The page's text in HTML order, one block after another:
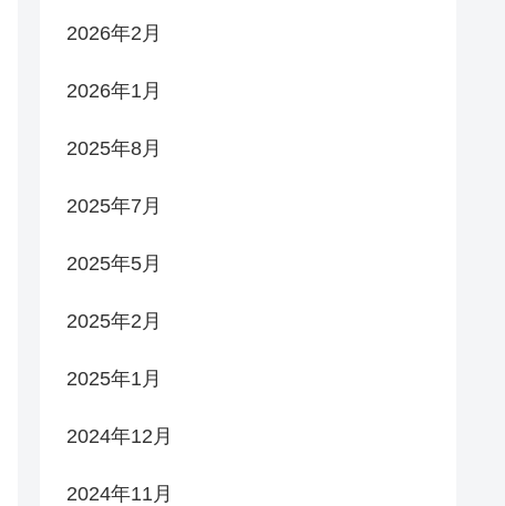
2026年2月
2026年1月
2025年8月
2025年7月
2025年5月
2025年2月
2025年1月
2024年12月
2024年11月